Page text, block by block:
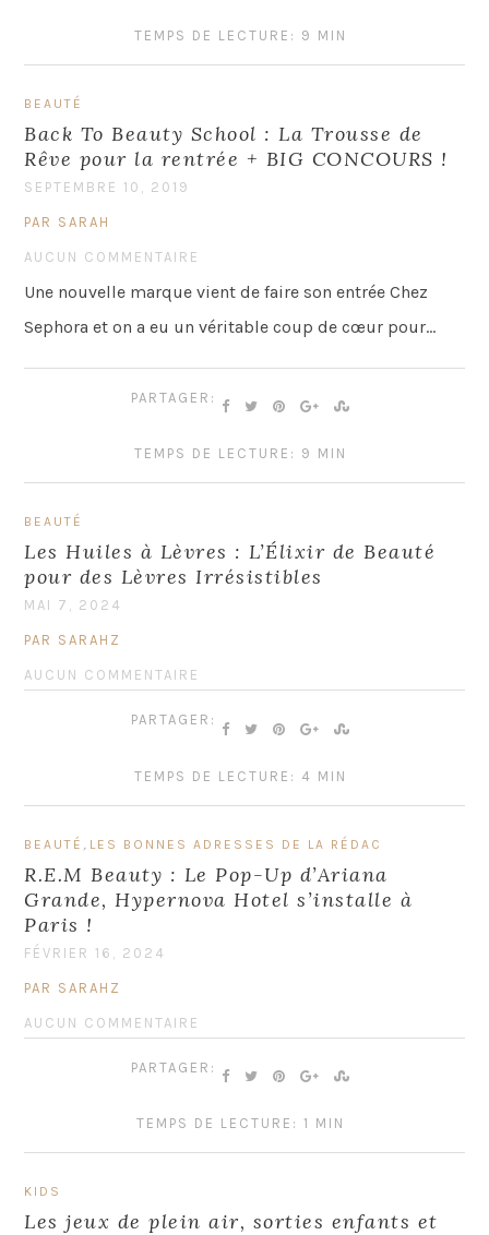
TEMPS DE LECTURE: 9 MIN
BEAUTÉ
Back To Beauty School : La Trousse de
Rêve pour la rentrée + BIG CONCOURS !
SEPTEMBRE 10, 2019
PAR SARAH
AUCUN COMMENTAIRE
Une nouvelle marque vient de faire son entrée Chez
Sephora et on a eu un véritable coup de cœur pour…
PARTAGER:
TEMPS DE LECTURE: 9 MIN
BEAUTÉ
Les Huiles à Lèvres : L’Élixir de Beauté
pour des Lèvres Irrésistibles
MAI 7, 2024
PAR SARAHZ
AUCUN COMMENTAIRE
PARTAGER:
TEMPS DE LECTURE: 4 MIN
BEAUTÉ , LES BONNES ADRESSES DE LA RÉDAC
R.E.M Beauty : Le Pop-Up d’Ariana
Grande, Hypernova Hotel s’installe à
Paris !
FÉVRIER 16, 2024
PAR SARAHZ
AUCUN COMMENTAIRE
PARTAGER:
TEMPS DE LECTURE: 1 MIN
KIDS
Les jeux de plein air, sorties enfants et